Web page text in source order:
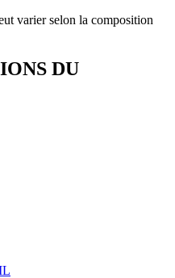
varier selon la composition
DU